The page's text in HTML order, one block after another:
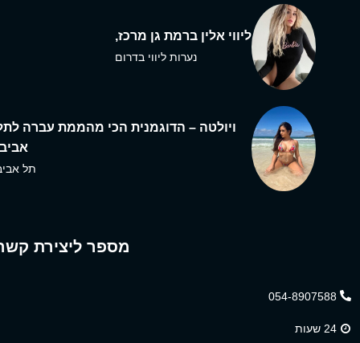
ליווי אלין ברמת גן מרכז,
נערות ליווי בדרום
ויולטה – הדוגמנית הכי מהממת עברה
תל
מספר ליצירת
054-8907588
24 שעות